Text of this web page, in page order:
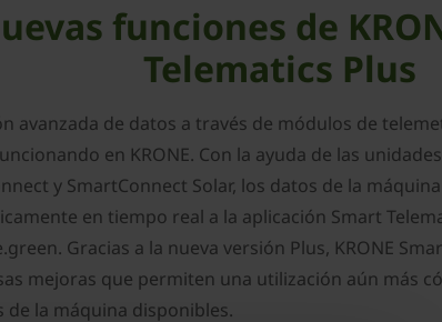
funciones de
Telematics Plus
avanzada de datos a través de módulos de
en KRONE. Con la ayuda de las
y SmartConnect Solar, los datos de la
en tiempo real a la aplicación Smart
Gracias a la nueva versión Plus, KRONE
mejoras que permiten una utilización aún más
de la máquina disponibles.